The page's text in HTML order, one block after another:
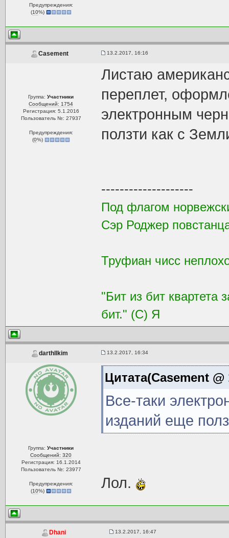
Предупреждения:
(10%)
Casement 13.2.2017, 16:16
Группа:Участники
Сообщений: 1754
Регистрация: 5.1.2016
Пользователь №: 27937
Предупреждения:
(0%)
Листаю
переплет,
электронным
ползти как с
--------------------
Под флагом
Сэр Роджер
Труфиан чисс
"Бит из бит квартета
бит." (С) Я
darthllkim 13.2.2017, 16:34
Группа:Участники
Сообщений: 320
Регистрация: 16.1.2014
Пользователь №: 23977
Предупреждения:
(10%)
Цитата(Casement
Все-таки
изданий еще
Лол.
Dhani 13.2.2017, 16:47